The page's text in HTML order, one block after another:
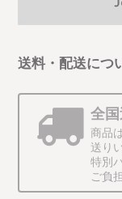
送料・配送につ
全
商品
送り
特別
ご負